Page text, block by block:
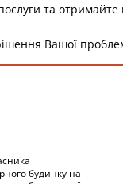
та отримайте
Вашої
будинку на